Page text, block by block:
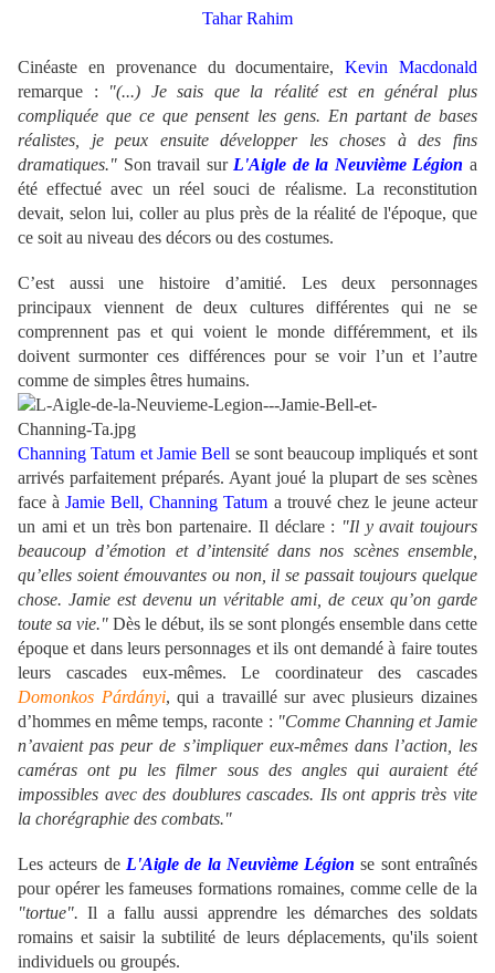
Tahar Rahim
Cinéaste en provenance du documentaire,Kevin Macdonald
remarque :
"(...) Je sais que la réalité est en général plus
compliquée que ce que pensent les gens. En partant de bases
réalistes, je peux ensuite développer les choses à des fins
dramatiques." Son travail sur L'Aigle de la Neuvième Légion a
été effectué avec un réel souci de réalisme. La reconstitution
devait, selon lui, coller au plus près de la réalité de l'époque, que
ce soit au niveau des décors ou des costumes.
C’est aussi une histoire d’amitié. Les deux personnages
principaux viennent de deux cultures différentes qui ne se
comprennent pas et qui voient le monde différemment, et ils
doivent surmonter ces différences pour se voir l’un et l’autre
comme de simples êtres humains.
Channing Tatum et Jamie Bell se sont beaucoup impliqués et sont
arrivés parfaitement préparés. Ayant joué la plupart de ses scènes
face àJamie Bell, Channing Tatum a trouvé chez le jeune acteur
un ami et un très bon partenaire. Il déclare : "Il y avait toujours
beaucoup d’émotion et d’intensité dans nos scènes ensemble,
qu’elles soient émouvantes ou non, il se passait toujours quelque
chose. Jamie est devenu un véritable ami, de ceux qu’on garde
toute sa vie." Dès le début, ils se sont plongés ensemble dans cette
époque et dans leurs personnages et ils ont demandé à faire toutes
leurs cascades eux-mêmes. Le coordinateur des cascades
Domonkos Párdányi, qui a travaillé sur avec plusieurs dizaines
d’hommes en même temps, raconte : "Comme Channing et Jamie
n’avaient pas peur de s’impliquer eux-mêmes dans l’action, les
caméras ont pu les filmer sous des angles qui auraient été
impossibles avec des doublures cascades. Ils ont appris très vite
la chorégraphie des combats."
Les acteurs de L'Aigle de la Neuvième Légion se sont entraînés
pour opérer les fameuses formations romaines, comme celle de la
"tortue". Il a fallu aussi apprendre les démarches des soldats
romains et saisir la subtilité de leurs déplacements, qu'ils soient
individuels ou groupés.